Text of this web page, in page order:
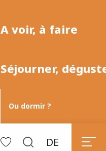
A voir, à faire
Séjourner,
Ou dormir ?
DE
Plan du site